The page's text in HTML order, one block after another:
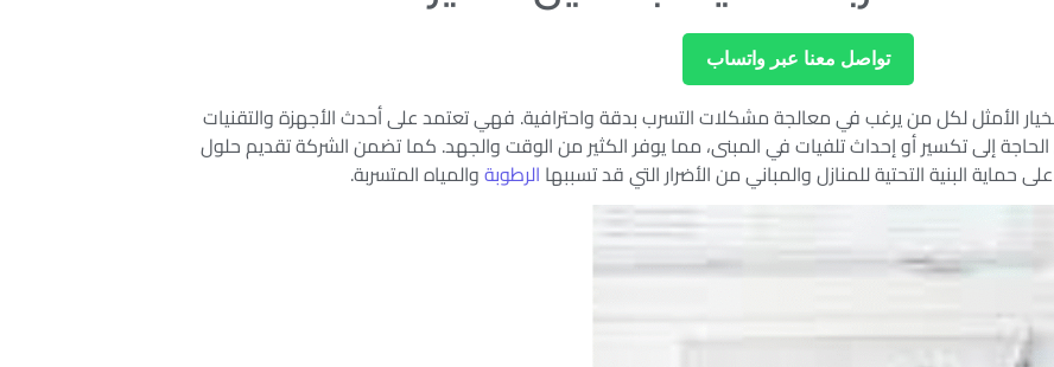
تواصل معنا عبر واتساب
الأمثل لكل من يرغب في معالجة مشكلات التسرب بدقة واحترافية. فهي تعتمد على أحدث الأجهزة والتقنيات
إلى تكسير أو إحداث تلفيات في المبنى، مما يوفر الكثير من الوقت والجهد. كما تضمن الشركة تقديم حلول
البنية التحتية للمنازل والمباني من الأضرار التي قد تسببها الرطوبةوالمياه المتسربة.